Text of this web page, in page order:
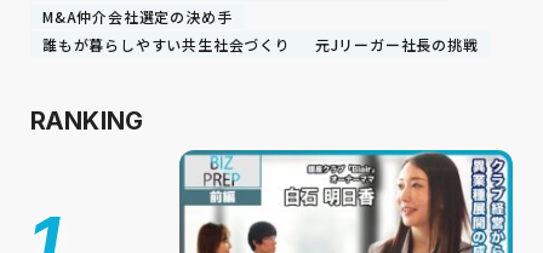
M&A仲介会社選定の決め手
誰もが暮らしやすい共生社会づくり
元Jリーガー社長の挑戦
RANKING